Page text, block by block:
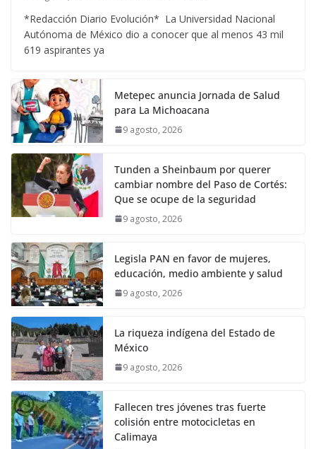
*Redacción Diario Evolución* La Universidad Nacional
Autónoma de México dio a conocer que al menos 43 mil
619 aspirantes ya
Metepec anuncia Jornada de Salud
para La Michoacana
9 agosto, 2026
Tunden a Sheinbaum por querer
cambiar nombre del Paso de Cortés:
Que se ocupe de la seguridad
9 agosto, 2026
Legisla PAN en favor de mujeres,
educación, medio ambiente y salud
9 agosto, 2026
La riqueza indígena del Estado de
México
9 agosto, 2026
Fallecen tres jóvenes tras fuerte
colisión entre motocicletas en
Calimaya